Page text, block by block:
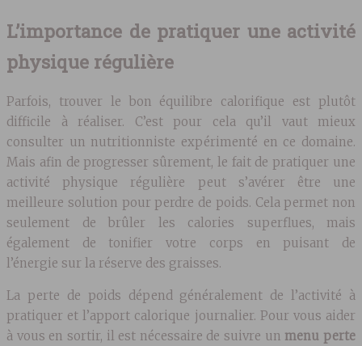
L’importance de pratiquer une activité
physique régulière
Parfois, trouver le bon équilibre calorifique est plutôt
difficile à réaliser. C’est pour cela qu’il vaut mieux
consulter un nutritionniste expérimenté en ce domaine.
Mais afin de progresser sûrement, le fait de pratiquer une
activité physique régulière peut s’avérer être une
meilleure solution pour perdre de poids. Cela permet non
seulement de brûler les calories superflues, mais
également de tonifier votre corps en puisant de
l’énergie sur la réserve des graisses.
La perte de poids dépend généralement de l’activité à
pratiquer et l’apport calorique journalier. Pour vous aider
à vous en sortir, il est nécessaire de suivre un menu perte